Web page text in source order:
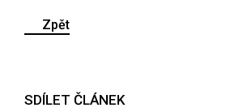
Zpět
SDÍLET ČLÁNEK